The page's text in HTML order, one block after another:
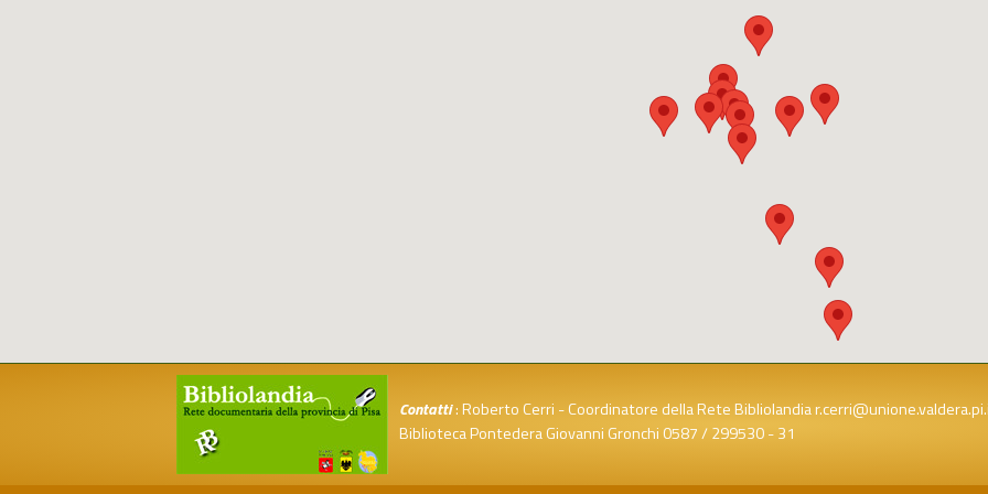
Contatti: Roberto Cerri - Coordinatore della Rete Bibliolandia
Biblioteca Pontedera Giovanni Gronchi0587 / 299530-31